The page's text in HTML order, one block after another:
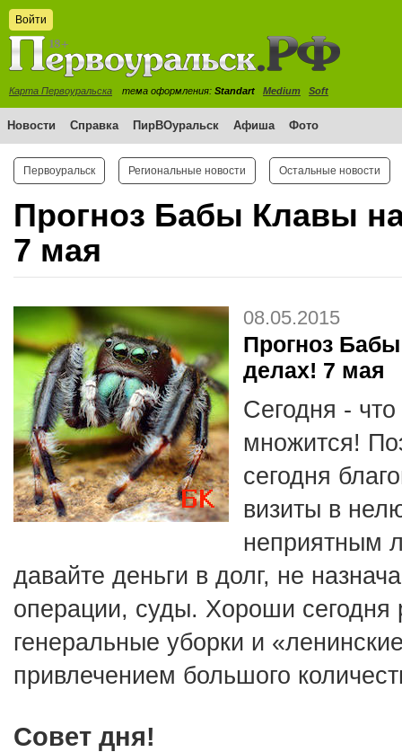
Войти
Карта Первоуральска тема оформления: Standart Medium Soft
Новости Справка ПирВОуральск Афиша Фото
Первоуральск Региональные новости Остальные новости
Прогноз Бабы Клавы
7 мая
08.05.2015
Прогноз
делах! 7 мая
Сегодня -
множится!
сегодня
визиты в
неприятным
давайте деньги в долг, не
операции, суды. Хороши
генеральные уборки и
привлечением большого
Совет дня!